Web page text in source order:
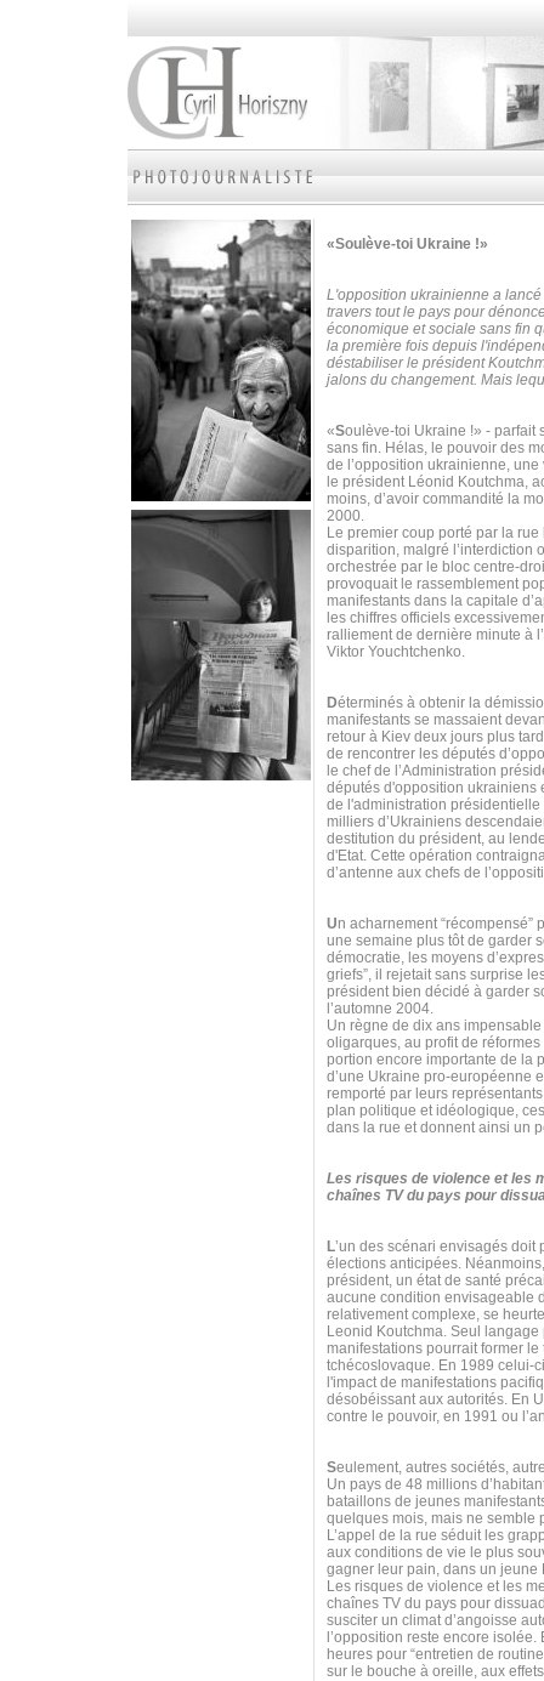
«Soulève-toi Ukraine !»
L'opposition ukrainienne a
travers tout le pays pour
économique et sociale sans fin
la première fois depuis
déstabiliser le président
jalons du changement. Mais
«Soulève-toi Ukraine !» - parfait
sans fin. Hélas, le pouvoir des
de l’opposition ukrainienne,
le président Léonid Koutchma,
moins, d’avoir commandité la
2000.
Le premier coup porté par la
disparition, malgré l’interdiction
orchestrée par le bloc centre-
provoquait le rassemblement
manifestants dans la capitale
les chiffres officiels
ralliement de dernière minute à
Viktor Youchtchenko.
Déterminés à obtenir la
manifestants se massaient
retour à Kiev deux jours plus
de rencontrer les députés
le chef de l’Administration
députés d'opposition ukrainiens
de l'administration
milliers d’Ukrainiens
destitution du président, au
d'Etat. Cette opération
d’antenne aux chefs de
Un acharnement
une semaine plus tôt de garder
démocratie, les moyens
griefs”, il rejetait sans surprise
président bien décidé à garder
l’automne 2004.
Un règne de dix ans
oligarques, au profit de
portion encore importante de la
d’une Ukraine pro-européenne
remporté par leurs
plan politique et idéologique,
dans la rue et donnent ainsi un
Les risques de violence et les
chaînes TV du pays pour
L’un des scénari envisagés
élections anticipées.
président, un état de santé
aucune condition envisageable
relativement complexe, se
Leonid Koutchma. Seul
manifestations pourrait former
tchécoslovaque. En 1989 celui-
l'impact de manifestations
désobéissant aux autorités. En
contre le pouvoir, en 1991 ou
Seulement, autres sociétés,
Un pays de 48 millions
bataillons de jeunes
quelques mois, mais ne semble
L’appel de la rue séduit les
aux conditions de vie le plus
gagner leur pain, dans un jeune
Les risques de violence et les
chaînes TV du pays pour
susciter un climat d’angoisse
l’opposition reste encore
heures pour “entretien de
sur le bouche à oreille, aux